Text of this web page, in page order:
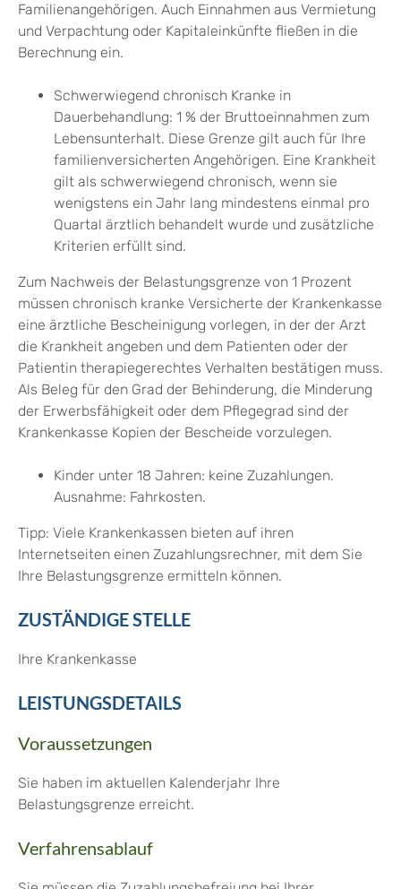
Familienangehörigen. Auch Einnahmen aus Vermietung
und Verpachtung oder Kapitaleinkünfte fließen in die
Berechnung ein.
Schwerwiegend chronisch Kranke in
Dauerbehandlung: 1 % der Bruttoeinnahmen zum
Lebensunterhalt. Diese Grenze gilt auch für Ihre
familienversicherten Angehörigen. Eine Krankheit
gilt als schwerwiegend chronisch, wenn sie
wenigstens ein Jahr lang mindestens einmal pro
Quartal ärztlich behandelt wurde und zusätzliche
Kriterien erfüllt sind.
Zum Nachweis der Belastungsgrenze von 1 Prozent
müssen chronisch kranke Versicherte der Krankenkasse
eine ärztliche Bescheinigung vorlegen, in der der Arzt
die Krankheit angeben und dem Patienten oder der
Patientin therapiegerechtes Verhalten bestätigen muss.
Als Beleg für den Grad der Behinderung, die Minderung
der Erwerbsfähigkeit oder dem Pflegegrad sind der
Krankenkasse Kopien der Bescheide vorzulegen.
Kinder unter 18 Jahren: keine Zuzahlungen.
Ausnahme: Fahrkosten.
Tipp: Viele Krankenkassen bieten auf ihren
Internetseiten einen Zuzahlungsrechner, mit dem Sie
Ihre Belastungsgrenze ermitteln können.
ZUSTÄNDIGE STELLE
Ihre Krankenkasse
LEISTUNGSDETAILS
Voraussetzungen
Sie haben im aktuellen Kalenderjahr Ihre
Belastungsgrenze erreicht.
Verfahrensablauf